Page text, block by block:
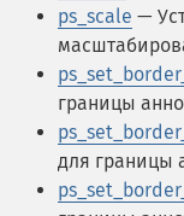
ps_scale —
границы
для границы